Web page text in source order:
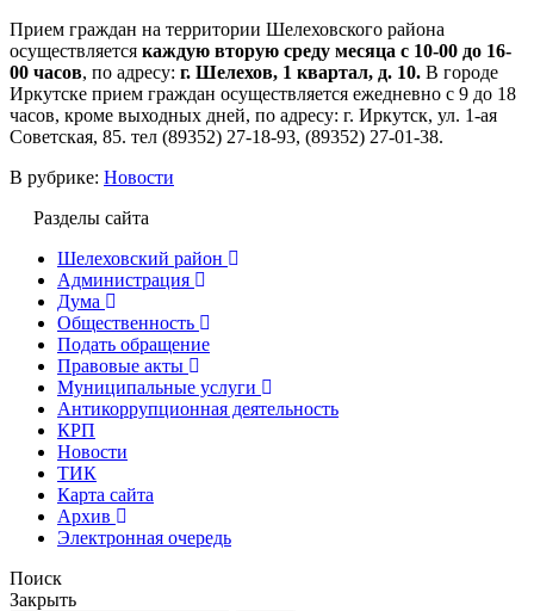
Прием граждан на территории Шелеховского района
осуществляется каждую вторую среду месяца с 10-00 до 16-
00 часов, по адресу: г. Шелехов, 1 квартал, д. 10. В городе
Иркутске прием граждан осуществляется ежедневно с 9 до 18
часов, кроме выходных дней, по адресу: г. Иркутск, ул. 1-ая
Советская, 85. тел (89352) 27-18-93, (89352) 27-01-38.
В рубрике: Новости
Разделы сайта
Шелеховский район
Администрация
Дума
Общественность
Подать обращение
Правовые акты
Муниципальные услуги
Антикоррупционная деятельность
КРП
Новости
ТИК
Карта сайта
Архив
Электронная очередь
Поиск
Закрыть